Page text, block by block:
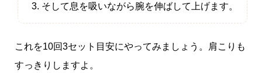
そして息を吸いながら腕を伸ばして上げます。
これを10回3セット目安にやってみましょう。肩こりも
すっきりしますよ。